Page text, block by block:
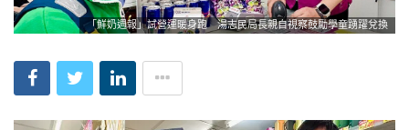
「鮮奶週報」試營運暖身跑 湯志民局長親自視察鼓勵學童踴躍兌換